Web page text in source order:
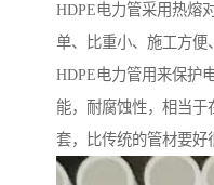
HDPE电力管采用热熔
单、比重小、施工方便
HDPE电力管用来保护
能，耐腐蚀性，相当
套，比传统的管材要好